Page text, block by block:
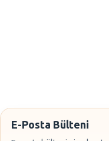
E-Posta Bülteni